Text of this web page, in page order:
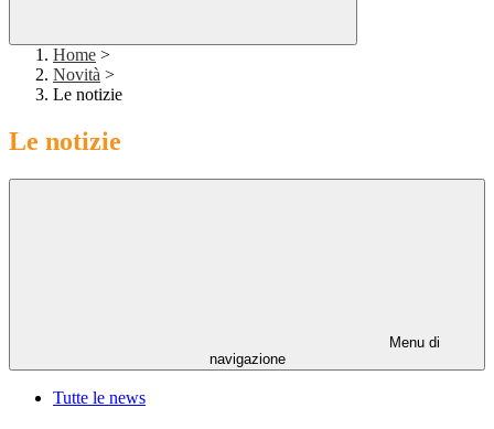
Home >
Novità >
Le notizie
Le notizie
Menu di
navigazione
Tutte le news